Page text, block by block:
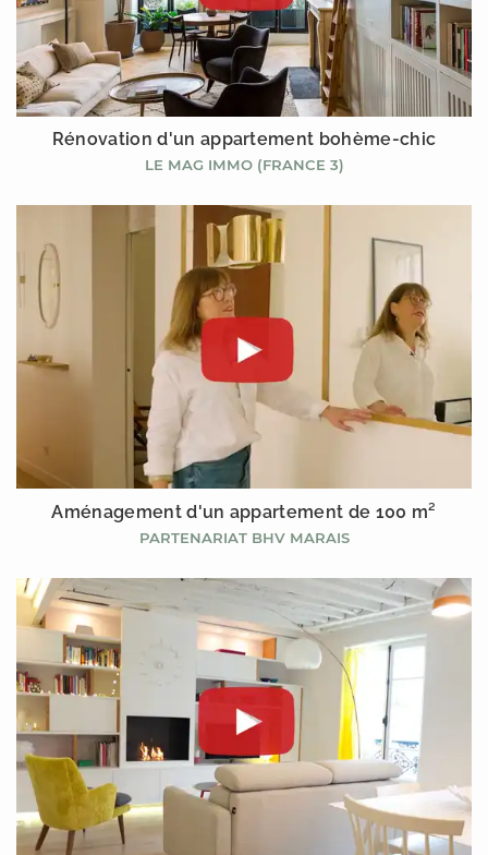
Rénovation d'un appartement bohème-chic
LE MAG IMMO (FRANCE 3)
Aménagement d'un appartement de 100 m²
PARTENARIAT BHV MARAIS